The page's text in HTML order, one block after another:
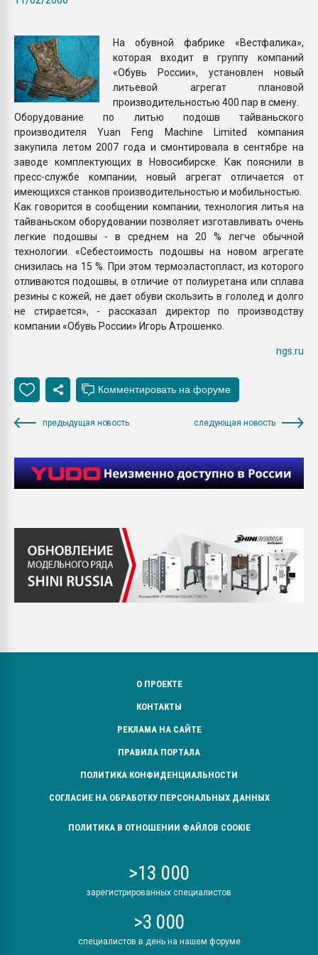
ПЕРЕЙТИ НА
На обувной фабрике «Вестфалика»,
которая входит в группу компаний
«Обувь России», установлен новый
литьевой агрегат плановой
производительностью 400 пар в смену.
Оборудование по литью подошв тайваньского
производителя Yuan Feng Machine Limited компания
закупила летом 2007 года и смонтировала в сентябре на
заводе комплектующих в Новосибирске. Как пояснили в
пресс-службе компании, новый агрегат отличается от
имеющихся станков производительностью и мобильностью.
Как говорится в сообщении компании, технология литья на
тайваньском оборудовании позволяет изготавливать очень
легкие подошвы - в среднем на 20 % легче обычной
технологии. «Себестоимость подошвы на новом агрегате
снизилась на 15 %. При этом термоэластопласт, из которого
отливаются подошвы, в отличие от полиуретана или сплава
резины с кожей, не дает обуви скользить в гололед и долго
не стирается», - рассказал директор по производству
компании «Обувь России» Игорь Атрошенко.
ngs.ru
предыдущая новость следующая новость
О ПРОЕКТЕ
КОНТАКТЫ
РЕКЛАМА НА САЙТЕ
ПРАВИЛА ПОРТАЛА
ПОЛИТИКА КОНФИДЕНЦИАЛЬНОСТИ
СОГЛАСИЕ НА ОБРАБОТКУ ПЕРСОНАЛЬНЫХ ДАННЫХ
ПОЛИТИКА В ОТНОШЕНИИ ФАЙЛОВ COOKIE
>13 000
зарегистрированных специалистов
>3 000
специалистов в день на нашем форуме